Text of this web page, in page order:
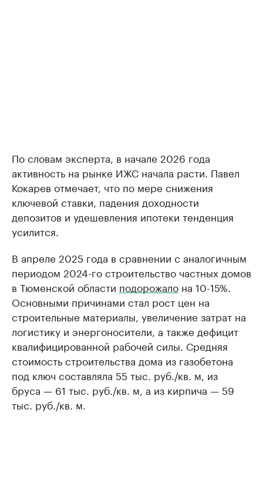
По словам эксперта, в начале 2026 года
активность на рынке ИЖС начала расти. Павел
Кокарев отмечает, что по мере снижения
ключевой ставки, падения доходности
депозитов и удешевления ипотеки тенденция
усилится.
В апреле 2025 года в сравнении с аналогичным
периодом 2024-го строительство частных домов
в Тюменской области подорожало на 10-15%.
Основными причинами стал рост цен на
строительные материалы, увеличение затрат на
логистику и энергоносители, а также дефицит
квалифицированной рабочей силы. Средняя
стоимость строительства дома из газобетона
под ключ составляла 55 тыс. руб./кв. м, из
бруса — 61 тыс. руб./кв. м, а из кирпича — 59
тыс. руб./кв. м.